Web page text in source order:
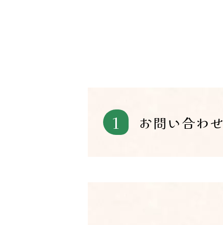
1 お問い合わせ